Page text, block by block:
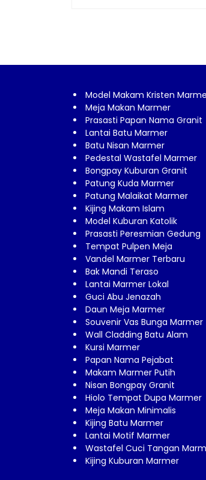
Model Makam Kristen
Meja Makan Marmer
Prasasti Papan Nama Granit
Lantai Batu Marmer
Batu Nisan Marmer
Pedestal Wastafel Marmer
Bongpay Kuburan Granit
Patung Kuda Marmer
Patung Malaikat Marmer
Kijing Makam Islam
Model Kuburan Katolik
Prasasti Peresmian Gedung
Tempat Pulpen Meja
Vandel Marmer Terbaru
Bak Mandi Teraso
Lantai Marmer Lokal
Guci Abu Jenazah
Daun Meja Marmer
Souvenir Vas Bunga Marmer
Wall Cladding Batu Alam
Kursi Marmer
Papan Nama Pejabat
Makam Marmer Putih
Nisan Bongpay Granit
Hiolo Tempat Dupa Marmer
Meja Makan Minimalis
Kijing Batu Marmer
Lantai Motif Marmer
Wastafel Cuci Tangan
Kijing Kuburan Marmer